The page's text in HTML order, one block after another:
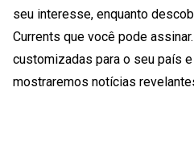
seu interesse, enquanto
Currents que você pode
customizadas para o seu país
mostraremos notícias